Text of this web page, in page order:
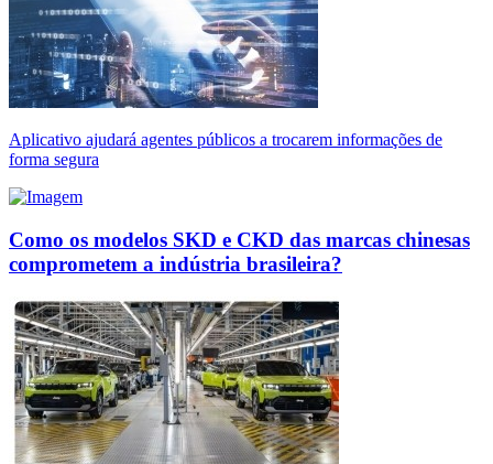
Aplicativo ajudará agentes públicos a trocarem informações de
forma segura
Como os modelos SKD e CKD das marcas chinesas
comprometem a indústria brasileira?